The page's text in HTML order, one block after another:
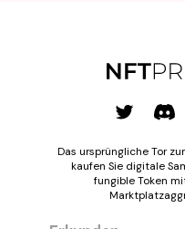
Das ursprüngliche Tor
kaufen Sie digitale
fungible Token